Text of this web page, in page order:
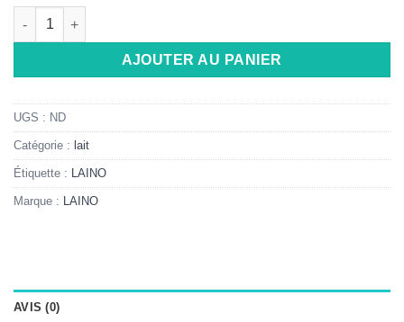
quantité de LAINO LAIT NUTRITIF 400 ML
AJOUTER AU PANIER
UGS : ND
Catégorie : lait
Étiquette : LAINO
Marque : LAINO
AVIS (0)